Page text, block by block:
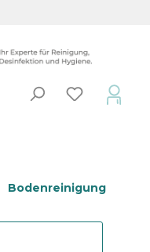
Bodenreinigung